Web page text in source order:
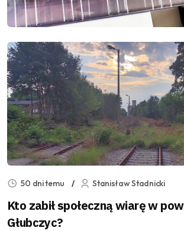
50 dni temu Stanisław Stadnicki
Kto zabił społeczną wiarę w
Głubczyc?